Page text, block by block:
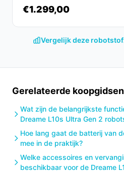
Wat is de belangrijkste
eisen: lange batterijduur en
en het ontbreken van een
Controleer welke
wegen.
Conclusie
De Dreame X50 Ultra
huishoudens met huisdieren
lange werktijden en reiniging
€1.299,00
Vergelijk deze
Gerelateerde koopgidsen
Wat zijn de belangrijkste
Dreame L10s Ultra Gen 2
Hoe lang gaat de batterij van
mee in de praktijk?
Welke accessoires en
beschikbaar voor de Dreame